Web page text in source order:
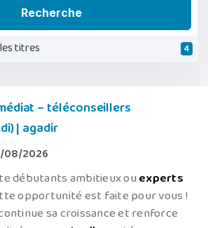
Recherche
titres 4
– téléconseillers
| agadir
08/2026
débutants ambitieux ouexperts
opportunité est faite pour vous !
sa croissance et renforce